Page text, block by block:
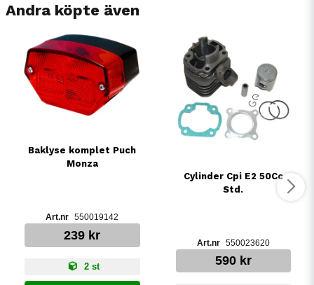
Andra köpte även
Baklyse komplet Puch
Monza
550019142
239 kr
2 st
Cylinder Cpi E2 50Cc
Std.
550023620
590 kr